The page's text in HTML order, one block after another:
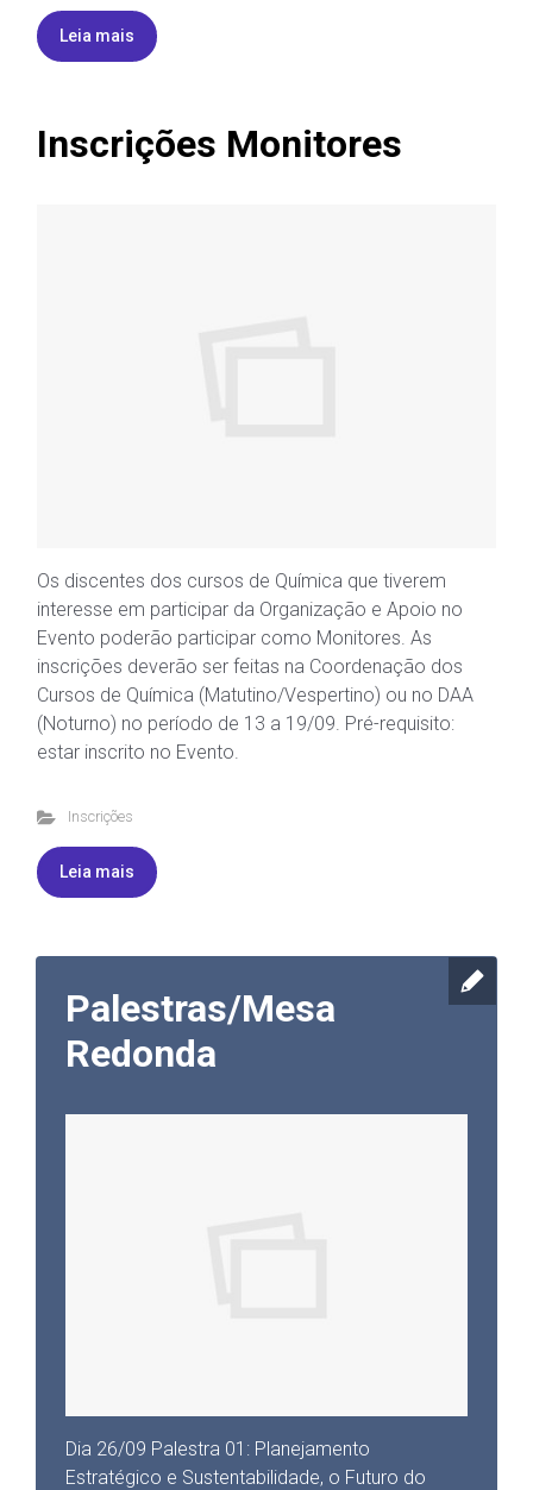
Leia mais
Inscrições Monitores
Os discentes dos cursos de Química que tiverem
interesse em participar da Organização e Apoio no
Evento poderão participar como Monitores. As
inscrições deverão ser feitas na Coordenação dos
Cursos de Química (Matutino/Vespertino) ou no DAA
(Noturno) no período de 13 a 19/09. Pré-requisito:
estar inscrito no Evento.
Inscrições
Leia mais
Palestras/Mesa
Redonda
Dia 26/09 Palestra 01: Planejamento
Estratégico e Sustentabilidade, o Futuro do